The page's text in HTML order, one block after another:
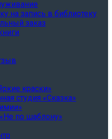
на запись в библиотеку
заказ
краски»
студия «Сказка»
по шаблону»